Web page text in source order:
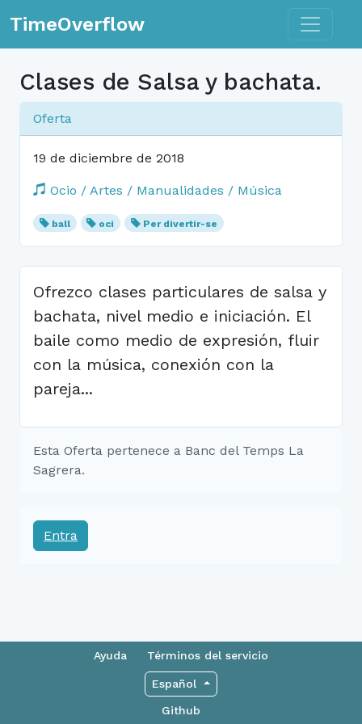
TimeOverflow Toggle
Clases de Salsa y bachata.
Oferta
19 de diciembre de 2018
Ocio / Artes / Manualidades / Música
ball oci Per divertir-se
Ofrezco clases particulares de salsa y
bachata, nivel medio e iniciación. El
baile como medio de expresión, fluir
con la música, conexión con la
pareja...
Esta Oferta pertenece a Banc del Temps La
Sagrera.
Entra
Ayuda Términos del servicio
Español
Github